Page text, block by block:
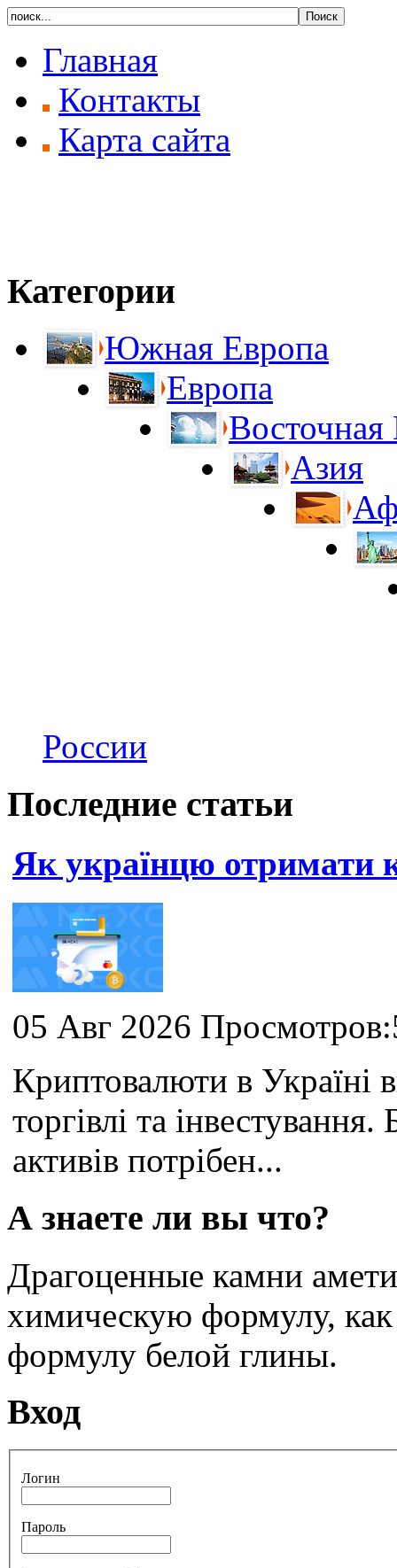
Главная
Контакты
Карта сайта
Категории
Южная Европа
Европа
Восточная
Азия
России
Последние статьи
Як українцю отримати
05 Авг 2026
Криптовалюти в Україні
торгівлі та
активів потрібен...
А знаете ли вы что?
Драгоценные камни
химическую формулу,
формулу белой глины.
Вход
Логин
Пароль